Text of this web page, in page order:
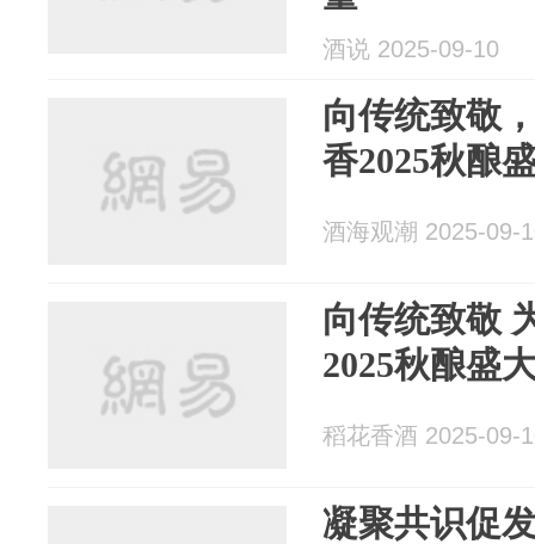
酒说 2025-09-10
向传统致敬
香2025秋酿
酒海观潮 2025-09-
向传统致敬
2025秋酿盛
稻花香酒 2025-09-
凝聚共识促